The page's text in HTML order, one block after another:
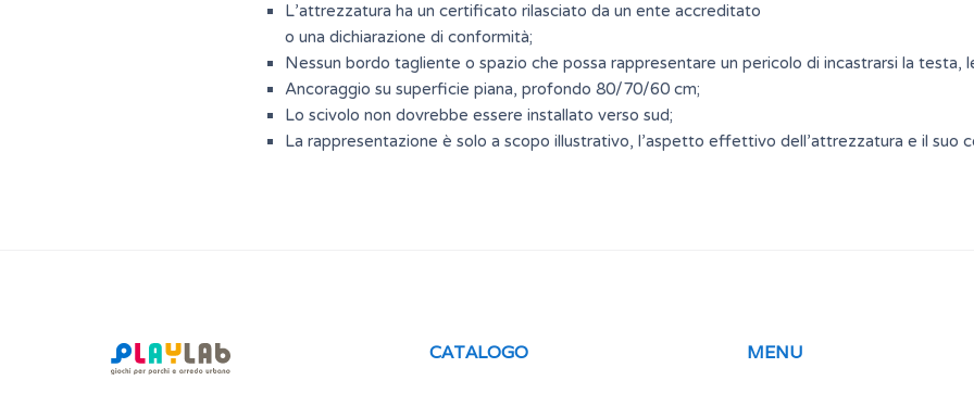
L’attrezzatura ha un certificato rilasciato da un ente accreditato
o una dichiarazione di conformità;
Nessun bordo tagliente o spazio che possa rappresentare un pericolo di incastrarsi la testa,
Ancoraggio su superficie piana, profondo 80/70/60 cm;
Lo scivolo non dovrebbe essere installato verso sud;
La rappresentazione è solo a scopo illustrativo, l’aspetto effettivo dell’attrezzatura e il suo
CATALOGO MENU